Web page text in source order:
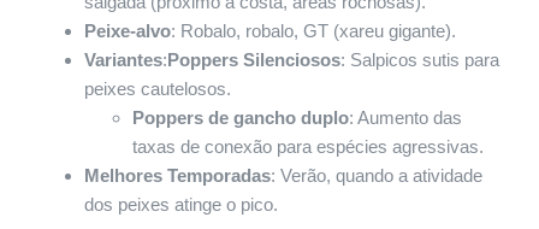
Peixe-alvo: Robalo, robalo, GT (xareu gigante).
Variantes:Poppers Silenciosos: Salpicos sutis para
peixes cautelosos.
Poppers de gancho duplo: Aumento das
taxas de conexão para espécies agressivas.
Melhores Temporadas: Verão, quando a atividade
dos peixes atinge o pico.